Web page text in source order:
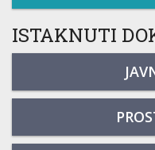
ISTAKNUTI